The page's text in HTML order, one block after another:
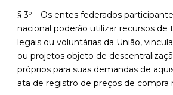
§ 3º – Os entes federados
nacional poderão utilizar recursos de
legais ou voluntárias da União,
ou projetos objeto de
próprios para suas demandas de
ata de registro de preços de compra